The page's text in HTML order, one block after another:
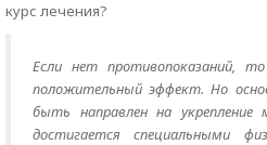
курс лечения?
Если нет противопоказаний,
положительный эффект. Но
быть направлен на
достигается специальными